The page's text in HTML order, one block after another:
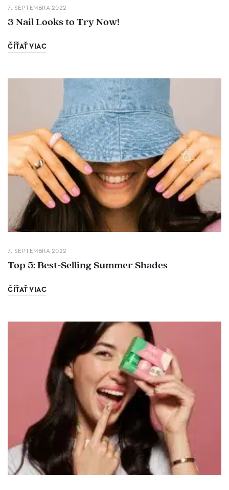
7. SEPTEMBRA 2022
3 Nail Looks to Try Now!
ČÍŤAŤ VIAC
7. SEPTEMBRA 2022
Top 5: Best-Selling Summer Shades
ČÍŤAŤ VIAC